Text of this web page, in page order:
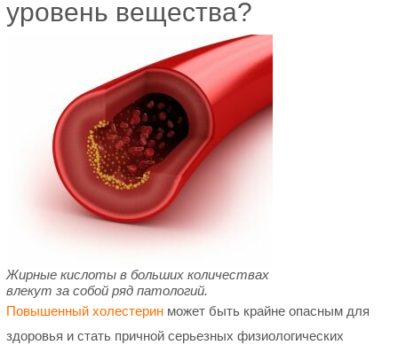
уровень вещества?
Жирные кислоты в больших количествах
влекут за собой ряд патологий.
Повышенный холестерин может быть крайне опасным для
здоровья и стать причной серьезных физиологических